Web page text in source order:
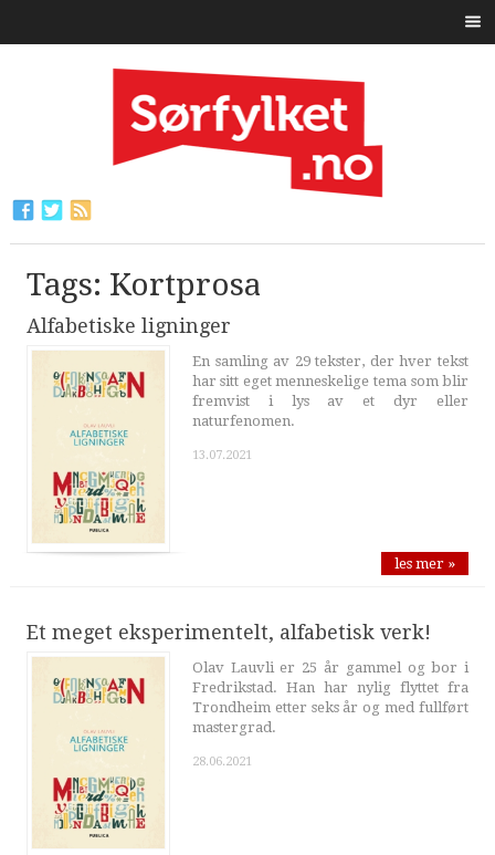
Tags: Kortprosa
Alfabetiske ligninger
En samling av 29 tekster, der hver tekst
har sitt eget menneskelige tema som blir
fremvist i lys av et dyr eller
naturfenomen.
13.07.2021
les mer »
Et meget eksperimentelt, alfabetisk verk!
Olav Lauvli er 25 år gammel og bor i
Fredrikstad. Han har nylig flyttet fra
Trondheim etter seks år og med fullført
mastergrad.
28.06.2021